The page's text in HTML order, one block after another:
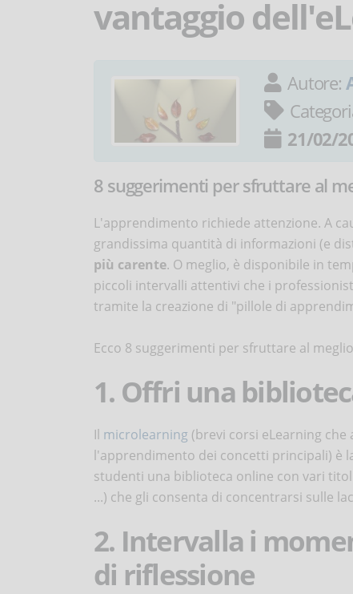
vantaggio
Autore:
21/02/
8 suggerimenti per sfruttare al
L'apprendimento richiede attenzione. A
grandissima quantità di informazioni (e
più carente. O meglio, è disponibile in
piccoli intervalli attentivi che i
tramite la creazione di "pillole di
Ecco 8 suggerimenti per sfruttare al
1. Offri una
Il microlearning (brevi corsi eLearning
l'apprendimento dei concetti principali) è
studenti una biblioteca online con vari
...) che gli consenta di concentrarsi sulle
2. Intervalla i
di riflessione